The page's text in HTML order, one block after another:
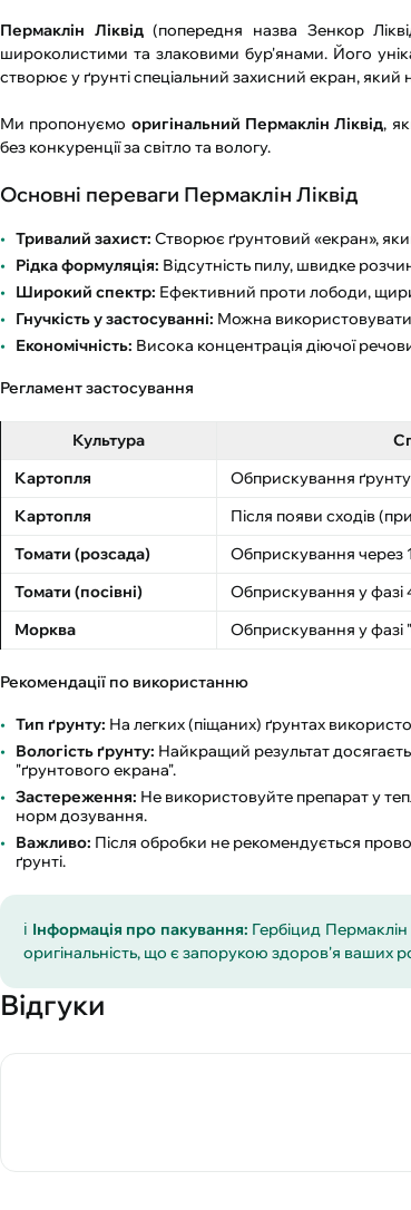
Пермаклін Ліквід(попередня назва Зенкор
широколистими та злаковими бур'янами. Його
створює у ґрунті спеціальний захисний екран,
Ми пропонуємо оригінальний Пермаклін Ліквід,
без конкуренції за світло та вологу.
Основні переваги Пермаклін Ліквід
Тривалий захист: Створює ґрунтовий «екран»,
Рідка формуляція: Відсутність пилу, швидке
Широкий спектр: Ефективний проти лободи,
Гнучкість у застосуванні: Можна використовувати
Економічність: Висока концентрація діючої
Регламент застосування
Культура
Картопля
Обприскування
Картопля
Після появи сходів
Томати (розсада)
Обприскування через
Томати (посівні)
Обприскування у фазі
Морква
Обприскування у фазі
Рекомендації по використанню
Тип ґрунту: На легких (піщаних) ґрунтах
Вологість ґрунту: Найкращий результат
"ґрунтового екрана".
Застереження: Не використовуйте препарат у
норм дозування.
Важливо: Після обробки не рекомендується
ґрунті.
ℹ️ Інформація про пакування: Гербіцид
оригінальність, що є запорукою здоров'я ваших
Відгуки